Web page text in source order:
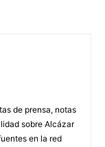
de prensa, notas
sobre Alcázar
en la red